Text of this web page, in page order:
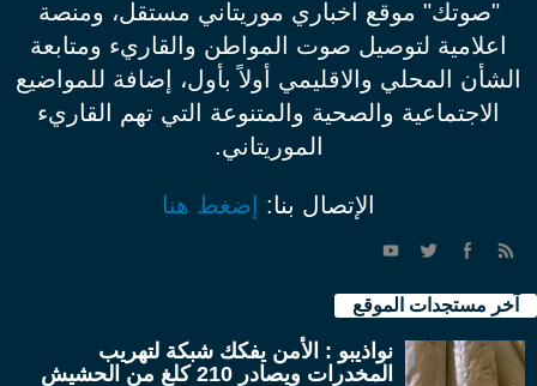
"صوتك" موقع اخباري موريتاني مستقل، ومنصة
اعلامية لتوصيل صوت المواطن والقاريء ومتابعة
الشأن المحلي والاقليمي أولاً بأول، إضافة للمواضيع
الاجتماعية والصحية والمتنوعة التي تهم القاريء
الموريتاني.
الإتصال بنا: إضغط هنا
آخر مستجدات الموقع
نواذيبو : الأمن يفكك شبكة لتهريب
المخدرات ويصادر 210 كلغ من الحشيش